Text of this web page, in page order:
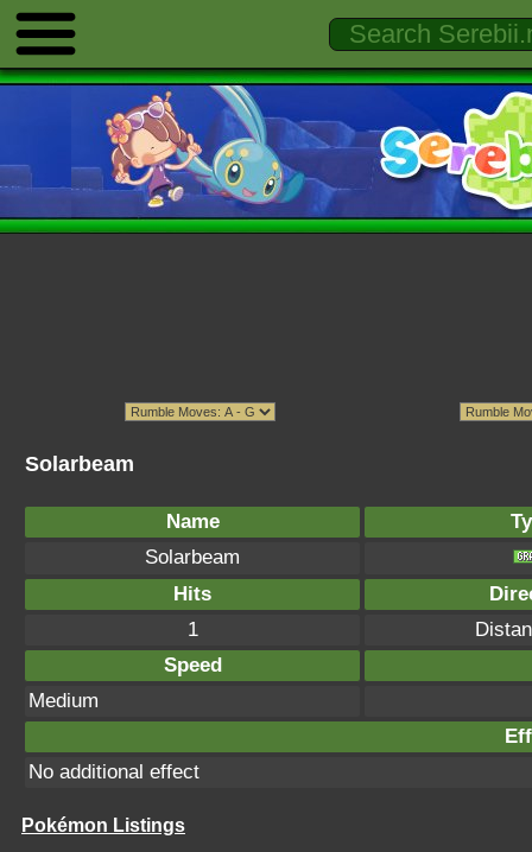
Solarbeam
Name
Solarbeam
Hits
1
Speed
Medium
No additional effect
Pokémon Listings